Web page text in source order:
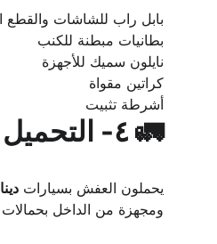
بابل راب للشاشات والقطع
بطانيات مبطنة للكنب
نايلون سميك للأجهزة
كراتين مقواة
أشرطة تثبيت
🚛 ٤- التحميل والنقل
يحملون العفش بسيارات
ومجهزة من الداخل